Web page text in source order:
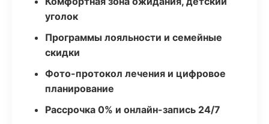
уголок
Программы лояльности и семейные
скидки
Фото-протокол лечения и цифровое
планирование
Рассрочка 0% и онлайн-запись 24/7